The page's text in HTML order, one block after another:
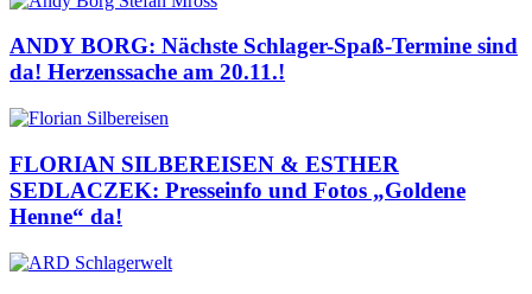
ANDY BORG: Nächste Schlager-Spaß-Termine sind
da! Herzenssache am 20.11.!
FLORIAN SILBEREISEN & ESTHER
SEDLACZEK: Presseinfo und Fotos „Goldene
Henne“ da!